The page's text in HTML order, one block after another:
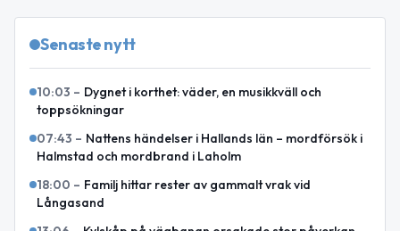
Senaste nytt
10:03 – Dygnet i korthet: väder, en musikkväll och
toppsökningar
07:43 – Nattens händelser i Hallands län – mordförsök i
Halmstad och mordbrand i Laholm
18:00 – Familj hittar rester av gammalt vrak vid
Långasand